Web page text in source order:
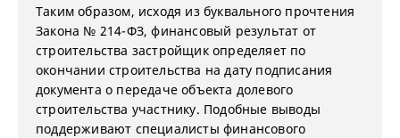
Таким образом, исходя из буквального прочтения
Закона № 214-ФЗ, финансовый результат от
строительства застройщик определяет по
окончании строительства на дату подписания
документа о передаче объекта долевого
строительства участнику. Подобные выводы
поддерживают специалисты финансового